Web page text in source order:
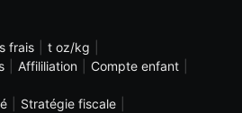
frais
t oz/kg
Affililiation
Compte enfant
Stratégie fiscale